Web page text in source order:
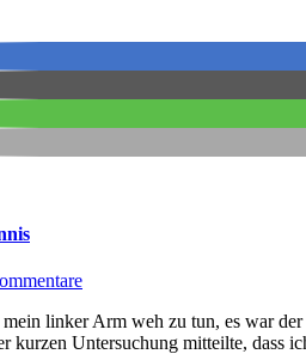
kurzen Untersuchung mitteilte, dass